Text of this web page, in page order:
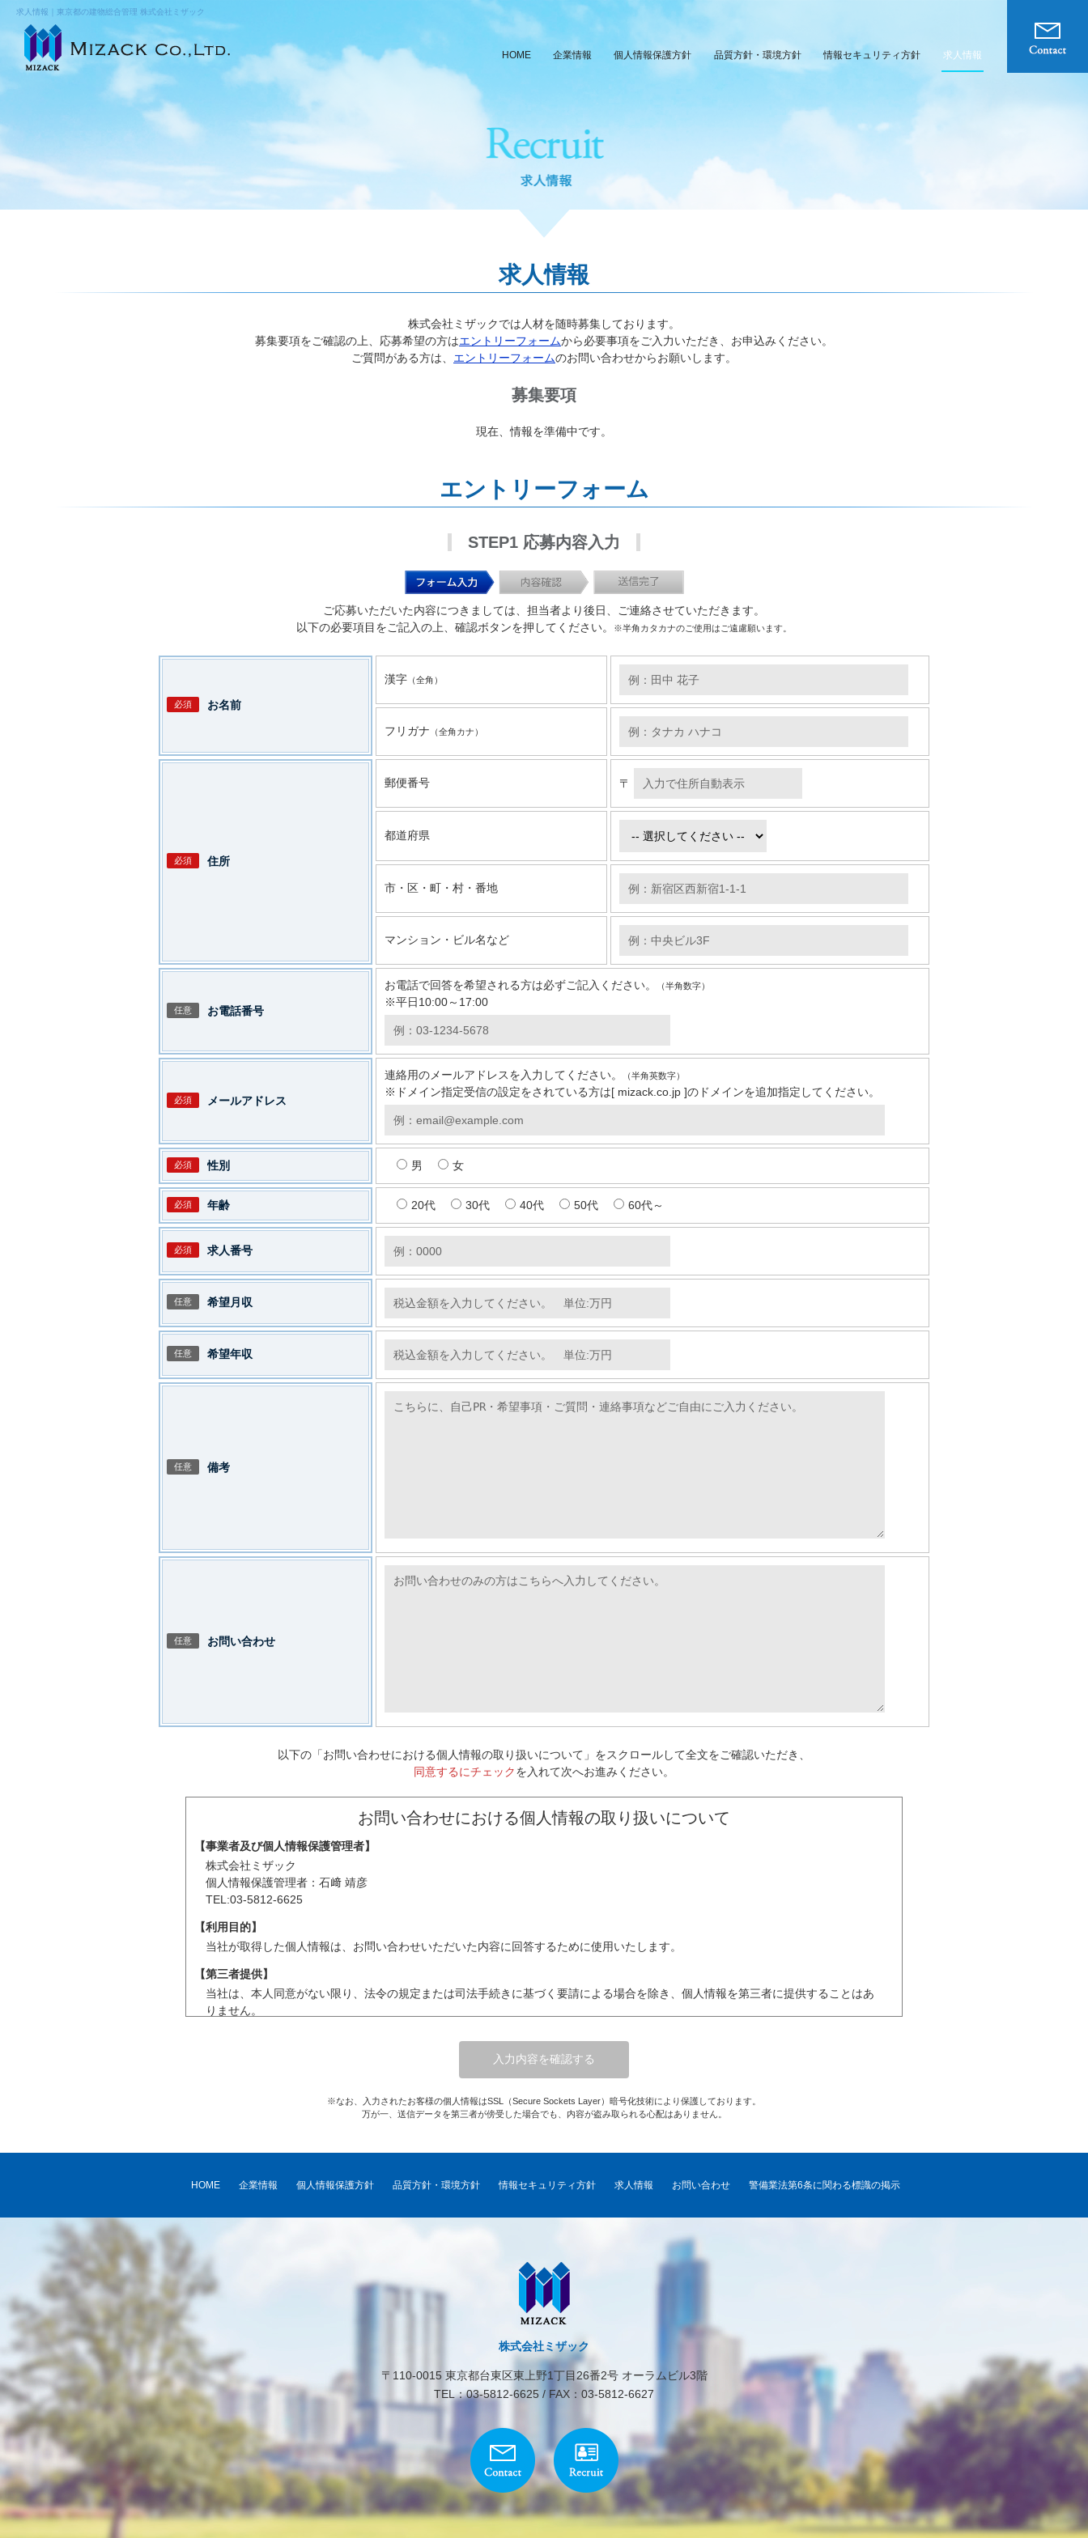
求人情報｜東京都の建物総合管理 株式会社ミザック
HOME 企業情報 個人情報保護方針 品質方針・環境方針 情報セキュリティ方針 求人情報
求人情報
株式会社ミザックでは人材を随時募集しております。
募集要項をご確認の上、応募希望の方はエントリーフォームから必要事項をご入力いただき、お申込みください。
ご質問がある方は、 エントリーフォームのお問い合わせからお願いします。
募集要項
現在、情報を準備中です。
エントリーフォーム
STEP1 応募内容入力
ご応募いただいた内容につきましては、担当者より後日、ご連絡させていただきます。
以下の必要項目をご記入の上、確認ボタンを押してください。
※半角カタカナのご使用はご遠慮願います。
必須 お名前
漢字 （全角）
フリガナ （全角カナ）
必須 住所
郵便番号 〒
都道府県
市・区・町・村・番地
マンション・ビル名など
任意 お電話番号
お電話で回答を希望される方は必ずご記入ください。 （半角数字）
※平日10:00～17:00
必須 メールアドレス
連絡用のメールアドレスを入力してください。 （半角英数字）
※ドメイン指定受信の設定をされている方は[ mizack.co.jp ]のドメインを追加指定してください。
必須 性別 男 女
必須 年齢 20代 30代 40代 50代 60代～
必須 求人番号
任意 希望月収
任意 希望年収
任意 備考
任意 お問い合わせ
以下の「お問い合わせにおける個人情報の取り扱いについて」をスクロールして全文をご確認いただき、
同意するにチェックを入れて次へお進みください。
お問い合わせにおける個人情報の取り扱いについて
【事業者及び個人情報保護管理者】
株式会社ミザック
個人情報保護管理者：石﨑 靖彦
TEL:03-5812-6625
【利用目的】
当社が取得した個人情報は、お問い合わせいただいた内容に回答するために使用いたします。
【第三者提供】
当社は、本人同意がない限り、法令の規定または司法手続きに基づく要請による場合を除き、個人情報を第三者に提供することはあ
りません。
当社は、受注案件の業務実施のため、ニュービルメン協同組合との間で以下の通り個人情報を共同利用いたします。
建物管理案件受注の際、顧客指定の用紙により取得
ニュービルメン協同組合 個人情報保護管理者：石﨑靖彦
【外部委託】
当社は、利用目的の達成のため、当社と秘密保持契約を締結した税理士へ、個人情報を委託することがあります。ただし、目的の範
【情報提供の任意性】
当社への個人情報の提供は任意となっています。ただし、情報に漏れやミスがある場合、正常なサービス等を提供できない場合があ
ります。
【本人が容易に認識できない方法による個人情報の取得】
クッキーやウェブビーコン等を用いるなどして、本人が容易に認識できない方法による個人情報の取得は行っておりません。
【個人情報の安全管理措置について】
取得した個人情報については、漏洩、減失またはき損の防止と是正、その他個人情報の安全管理のために必要かつ適切な措置を講じ
ます。
お問合せへの回答後、取得した個人情報は当社内において削除いたします。
※なお、入力されたお客様の個人情報はSSL（Secure Sockets Layer）暗号化技術により保護しております。
万が一、送信データを第三者が傍受した場合でも、内容が盗み取られる心配はありません。
HOME 企業情報 個人情報保護方針 品質方針・環境方針 情報セキュリティ方針 求人情報 お問い合わせ 警備業法第6条に関わる標識の掲示
株式会社ミザック
〒110-0015 東京都台東区東上野1丁目26番2号 オーラムビル3階
TEL：03-5812-6625 / FAX：03-5812-6627